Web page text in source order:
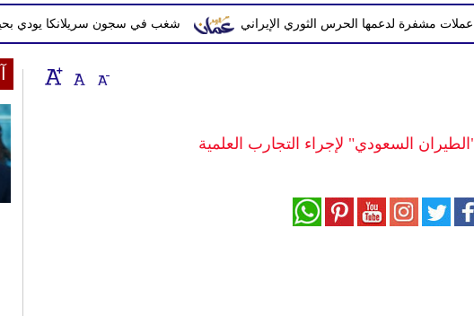
شغب في سجون سريلانكا يودي بحياة 3 سجناء ويصيب 23 آخرين لدعمها الحرس الثوري الإيراني
السعودي" لإجراء التجارب العلمية